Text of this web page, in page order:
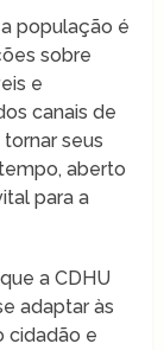
população é
sobre
e
canais de
seus
aberto
para a
a CDHU
adaptar às
cidadão e